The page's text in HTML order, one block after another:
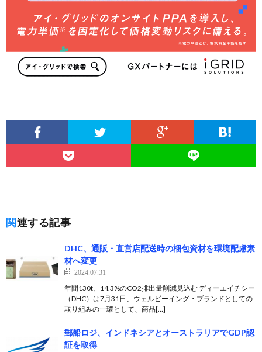
関連する記事
DHC、通販・直営店配送時の梱包資材を環境配慮素
材へ変更
2024.07.31
年間130t、14.3%のCO2排出量削減見込む ディーエイチシー
（DHC）は7月31日、ウェルビーイング・ブランドとしての
取り組みの一環として、商品[…]
郵船ロジ、インドネシアとオーストラリアでGDP認
証を取得